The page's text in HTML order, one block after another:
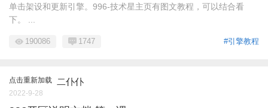
单击架设和更新引擎。996-技术星主页有图文教程，可以结合看
下。 ...
#引擎教程
190086 1747
点击重新加载 二仆仆
2022-9-28